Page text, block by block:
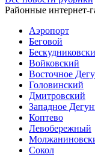
Районные интернет-
Аэропорт
Беговой
Войковский
Восточное
Головинский
Дмитровский
Западное
Коптево
Левобережный
Сокол